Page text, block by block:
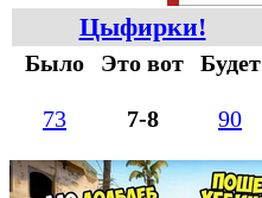
Цыфирки!
Было Это вот Будет
73 7-8 90